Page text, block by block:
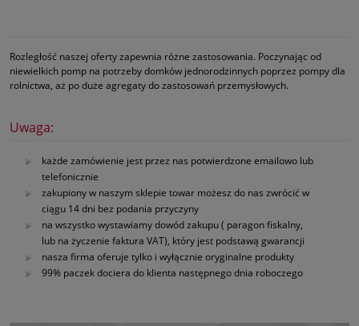
Rozległość naszej oferty zapewnia różne zastosowania. Poczynając od
niewielkich pomp na potrzeby domków jednorodzinnych poprzez pompy dla
rolnictwa, aż po duże agregaty do zastosowań przemysłowych.
Uwaga:
każde zamówienie jest przez nas potwierdzone emailowo lub
telefonicznie
zakupiony w naszym sklepie towar możesz do nas zwrócić w
ciągu 14 dni bez podania przyczyny
na wszystko wystawiamy dowód zakupu ( paragon fiskalny,
lub na życzenie faktura VAT), który jest podstawą gwarancji
nasza firma oferuje tylko i wyłącznie oryginalne produkty
99% paczek dociera do klienta następnego dnia roboczego